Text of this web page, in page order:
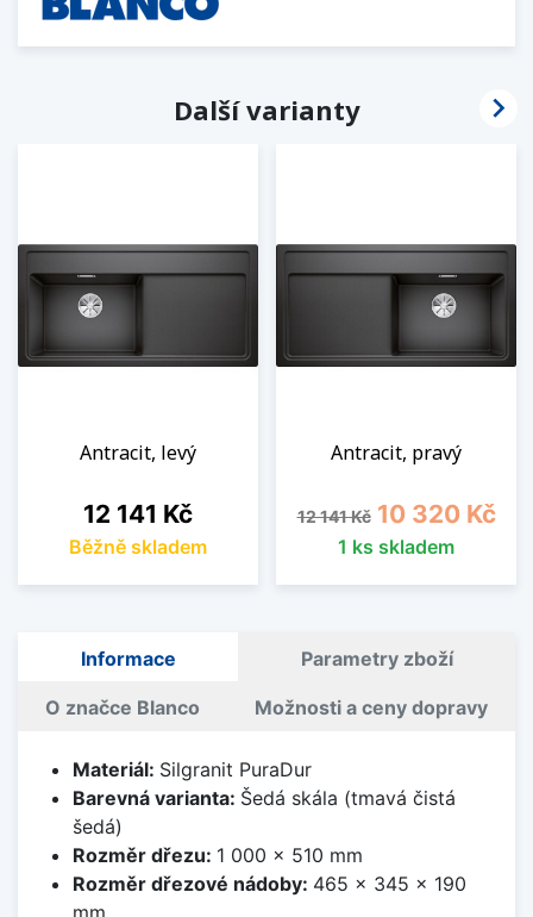
Další varianty
Antracit, levý
Cena
12 141 Kč
Běžně skladem
Antracit, pravý
Běžná cena
12 141 Kč Cena
10 320 Kč
1 ks skladem

Informace Parametry zboží
O značce Blanco Možnosti a ceny dopravy
Materiál: Silgranit PuraDur
Barevná varianta: Šedá skála (tmavá čistá
šedá)
Rozměr dřezu: 1 000 x 510 mm
Rozměr dřezové nádoby: 465 x 345 x 190
mm